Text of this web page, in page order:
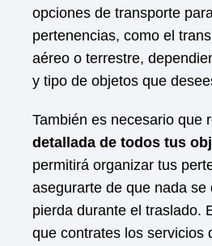
opciones de transporte
pertenencias, como el
aéreo o terrestre,
y tipo de objetos que
También es necesario que
detallada de todos tus
permitirá organizar tus
asegurarte de que nada se
pierda durante el traslado.
que contrates los servicios